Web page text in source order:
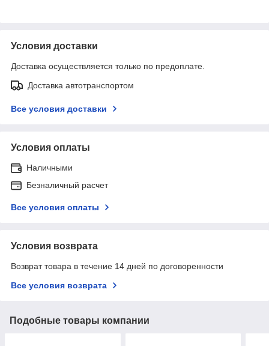
Условия доставки
Доставка осуществляется только по предоплате.
Доставка автотранспортом
Все условия доставки
Условия оплаты
Наличными
Безналичный расчет
Все условия оплаты
Условия возврата
Возврат товара в течение 14 дней по договоренности
Все условия возврата
Подобные товары компании